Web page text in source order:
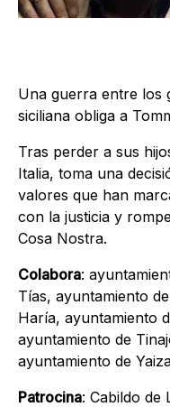
Una guerra entre los
siciliana obliga a
Tras perder a sus
Italia, toma una
valores que han
con la justicia y
Cosa Nostra.
Colabora:
Tías, ayuntamiento
Haría, ayuntamiento
ayuntamiento de
ayuntamiento de
Patrocina: Cabildo de